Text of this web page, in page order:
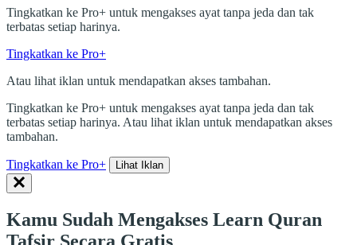
Tingkatkan ke Pro+ untuk mengakses ayat tanpa jeda dan tak
terbatas setiap harinya.
Tingkatkan ke Pro+
Atau lihat iklan untuk mendapatkan akses tambahan.
Tingkatkan ke Pro+ untuk mengakses ayat tanpa jeda dan tak
terbatas setiap harinya. Atau lihat iklan untuk mendapatkan akses
tambahan.
Tingkatkan ke Pro+ Lihat Iklan
Kamu Sudah Mengakses Learn Quran
Tafsir Secara Gratis